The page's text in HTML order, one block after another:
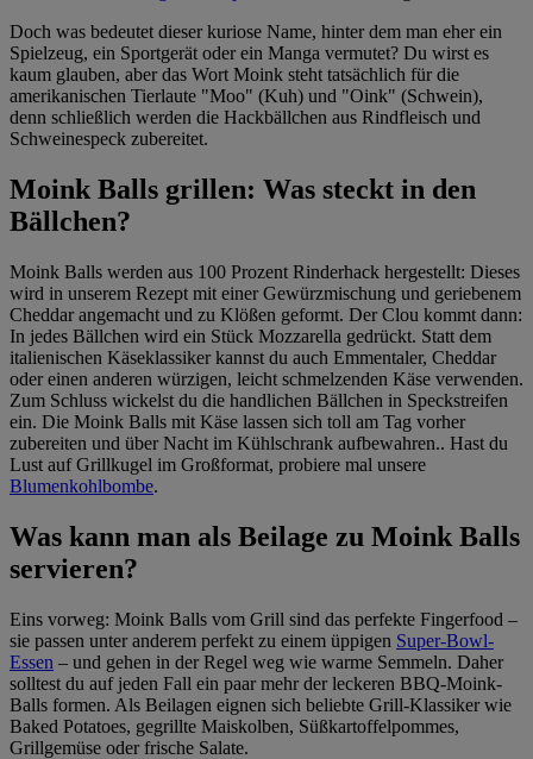
Doch was bedeutet dieser kuriose Name, hinter dem man eher ein
Spielzeug, ein Sportgerät oder ein Manga vermutet? Du wirst es
kaum glauben, aber das Wort Moink steht tatsächlich für die
amerikanischen Tierlaute "Moo" (Kuh) und "Oink" (Schwein),
denn schließlich werden die Hackbällchen aus Rindfleisch und
Schweinespeck zubereitet.
Moink Balls grillen: Was steckt in den
Bällchen?
Moink Balls werden aus 100 Prozent Rinderhack hergestellt: Dieses
wird in unserem Rezept mit einer Gewürzmischung und geriebenem
Cheddar angemacht und zu Klößen geformt. Der Clou kommt dann:
In jedes Bällchen wird ein Stück Mozzarella gedrückt. Statt dem
italienischen Käseklassiker kannst du auch Emmentaler, Cheddar
oder einen anderen würzigen, leicht schmelzenden Käse verwenden.
Zum Schluss wickelst du die handlichen Bällchen in Speckstreifen
ein. Die Moink Balls mit Käse lassen sich toll am Tag vorher
zubereiten und über Nacht im Kühlschrank aufbewahren.. Hast du
Lust auf Grillkugel im Großformat, probiere mal unsere
Blumenkohlbombe.
Was kann man als Beilage zu Moink Balls
servieren?
Eins vorweg: Moink Balls vom Grill sind das perfekte Fingerfood –
sie passen unter anderem perfekt zu einem üppigen Super-Bowl-
Essen – und gehen in der Regel weg wie warme Semmeln. Daher
solltest du auf jeden Fall ein paar mehr der leckeren BBQ-Moink-
Balls formen. Als Beilagen eignen sich beliebte Grill-Klassiker wie
Baked Potatoes, gegrillte Maiskolben, Süßkartoffelpommes,
Grillgemüse oder frische Salate.